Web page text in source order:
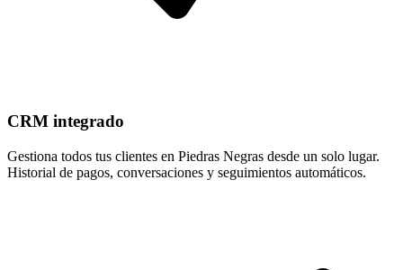
CRM integrado
Gestiona todos tus clientes en Piedras Negras desde un solo lugar.
Historial de pagos, conversaciones y seguimientos automáticos.